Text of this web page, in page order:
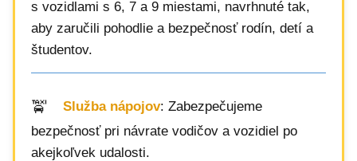
s vozidlami s 6, 7 a 9 miestami, navrhnuté tak,
aby zaručili pohodlie a bezpečnosť rodín, detí a
študentov.
Služba nápojov: Zabezpečujeme
bezpečnosť pri návrate vodičov a vozidiel po
akejkoľvek udalosti.